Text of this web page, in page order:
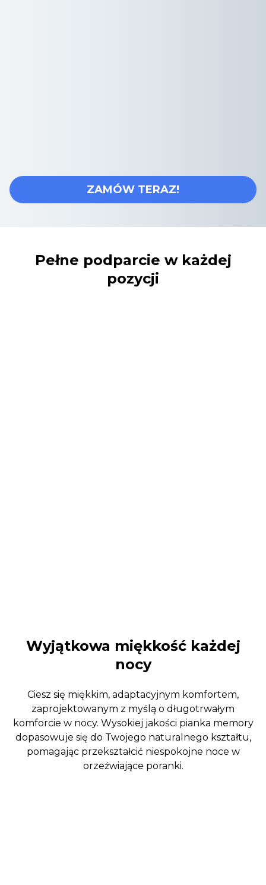
ZAMÓW TERAZ!
Pełne podparcie w każdej
pozycji
Wyjątkowa miękkość każdej
nocy
Ciesz się miękkim, adaptacyjnym komfortem,
zaprojektowanym z myślą o długotrwałym
komforcie w nocy. Wysokiej jakości pianka memory
dopasowuje się do Twojego naturalnego kształtu,
pomagając przekształcić niespokojne noce w
orzeźwiające poranki.